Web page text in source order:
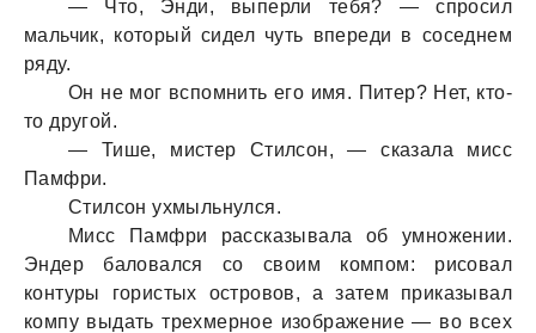
— Что, Энди, выперли тебя? — спросил
мальчик, который сидел чуть впереди в соседнем
ряду.
Он не мог вспомнить его имя. Питер? Нет, кто-
то другой.
— Тише, мистер Стилсон, — сказала мисс
Памфри.
Стилсон ухмыльнулся.
Мисс Памфри рассказывала об умножении.
Эндер баловался со своим компом: рисовал
контуры гористых островов, а затем приказывал
компу выдать трехмерное изображение — во всех